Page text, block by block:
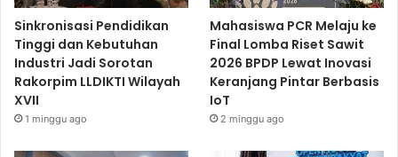
Sinkronisasi Pendidikan
Tinggi dan Kebutuhan
Industri Jadi Sorotan
Rakorpim LLDIKTI Wilayah
XVII
1 minggu ago
Mahasiswa PCR Melaju ke
Final Lomba Riset Sawit
2026 BPDP Lewat Inovasi
Keranjang Pintar Berbasis
IoT
2 minggu ago